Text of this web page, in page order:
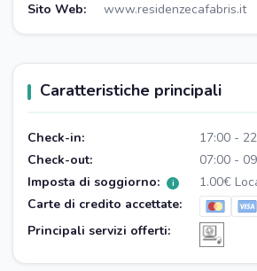
Sito Web:
www.residenzecafabris.it
Caratteristiche principali
Check-in:
17:00 -
Check-out:
07:00 -
Imposta di soggiorno:
i
1.00€
Carte di credito accettate:
Principali servizi offerti: